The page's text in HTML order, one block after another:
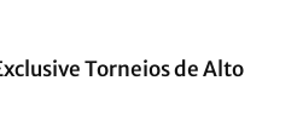
Torneios de Alto